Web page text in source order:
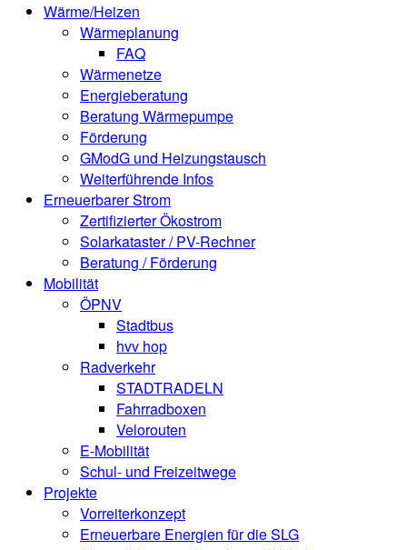
Wärme/Heizen
Wärmeplanung
FAQ
Wärmenetze
Energieberatung
Beratung Wärmepumpe
Förderung
GModG und Heizungstausch
Weiterführende Infos
Erneuerbarer Strom
Zertifizierter Ökostrom
Solarkataster / PV-Rechner
Beratung / Förderung
Mobilität
ÖPNV
Stadtbus
hvv hop
Radverkehr
STADTRADELN
Fahrradboxen
Velorouten
E-Mobilität
Schul- und Freizeitwege
Projekte
Vorreiterkonzept
Erneuerbare Energien für die SLG